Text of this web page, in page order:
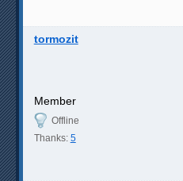
tormozit
Member
Offline
Thanks: 5